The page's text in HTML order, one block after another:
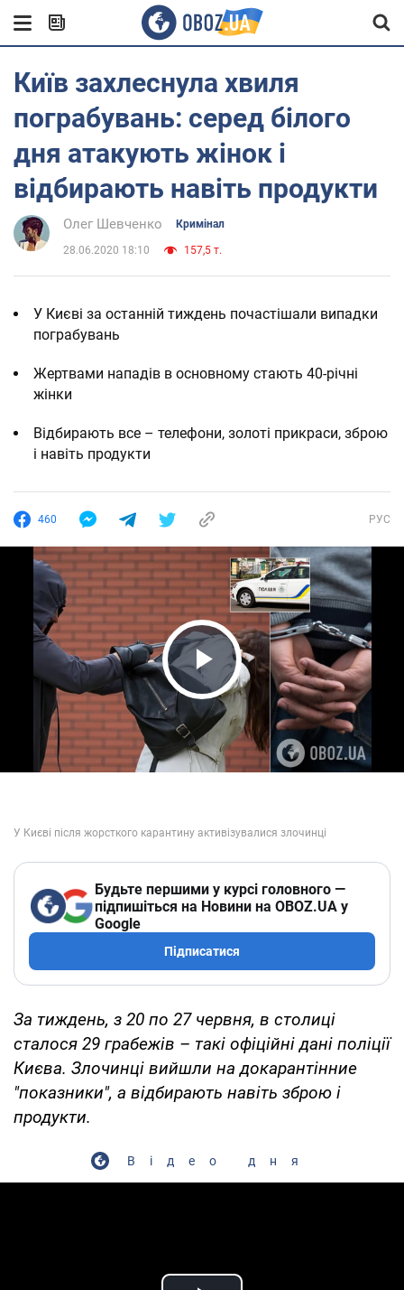
Київ захлеснула хвиля
пограбувань: серед білого
дня атакують жінок і
відбирають навіть продукти
Олег Шевченко Кримінал
28.06.2020 18:10 157,5 т.
У Києві за останній тиждень почастішали випадки
пограбувань
Жертвами нападів в основному стають 40-річні
жінки
Відбирають все – телефони, золоті прикраси, зброю
і навіть продукти
460 РУС
Play Video
Будьте першими у курсі головного —
підпишіться на Новини на OBOZ.UA у
Google
Підписатися
За тиждень, з 20 по 27 червня, в столиці
сталося 29 грабежів – такі офіційні дані поліції
Києва. Злочинці вийшли на докарантінние
"показники", а відбирають навіть зброю і
продукти.
Відео дня